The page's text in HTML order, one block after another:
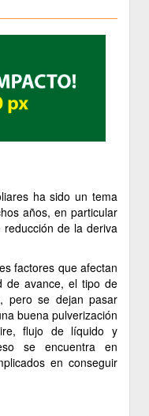
ha sido un tema
años, en particular
de la deriva
factores que afectan
de avance, el tipo de
pero se dejan pasar
buena pulverización
flujo de líquido y
se encuentra en
en conseguir